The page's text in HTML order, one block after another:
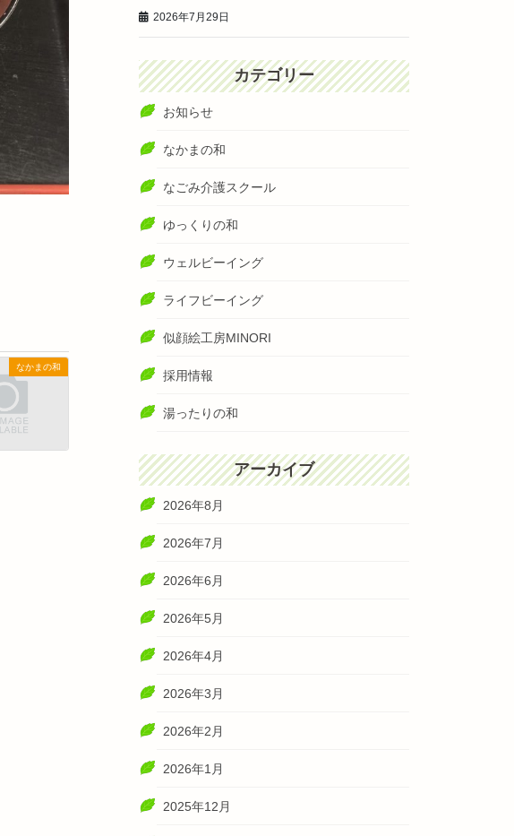
なかまの和
2026年7月29日
カテゴリー
お知らせ
なかまの和
なごみ介護スクール
ゆっくりの和
ウェルビーイング
ライフビーイング
似顔絵工房MINORI
採用情報
湯ったりの和
アーカイブ
2026年8月
2026年7月
2026年6月
2026年5月
2026年4月
2026年3月
2026年2月
2026年1月
2025年12月